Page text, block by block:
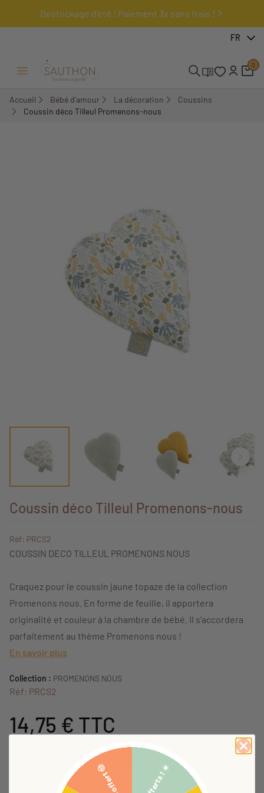
Destockage d'été ! Paiement 3x sans frais !
FR
Ouvrir/Fermer menu
0
Accueil Bébé d'amour La décoration
Coussins
Coussin déco Tilleul Promenons-nous
-18,01%
Coussin déco Tilleul Promenons-nous
Réf: PRCS2
COUSSIN DECO TILLEUL PROMENONS NOUS
Craquez pour le coussin jaune topaze de la collection
Promenons nous. En forme de feuille, il apportera
originalité et couleur à la chambre de bébé. Il s'accordera
parfaitement au thème Promenons nous !
En savoir plus
Collection : PROMENONS NOUS
Réf: PRCS2
14,75 € TTC
17,99 €
Disponible - Expédié sous 72h